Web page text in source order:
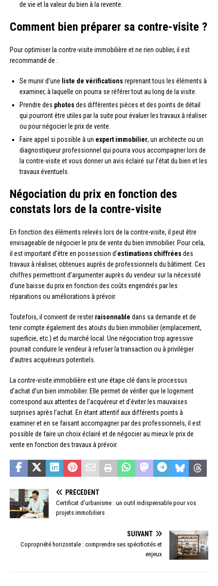
de vie et la valeur du bien à la revente.
Comment bien préparer sa contre-visite ?
Pour optimiser la contre-visite immobilière et ne rien oublier, il est
recommandé de :
Se munir d’une liste de vérifications reprenant tous les éléments à
examiner, à laquelle on pourra se référer tout au long de la visite.
Prendre des photos des différentes pièces et des points de détail
qui pourront être utiles par la suite pour évaluer les travaux à réaliser
ou pour négocier le prix de vente.
Faire appel si possible à un expert immobilier, un architecte ou un
diagnostiqueur professionnel qui pourra vous accompagner lors de
la contre-visite et vous donner un avis éclairé sur l’état du bien et les
travaux éventuels.
Négociation du prix en fonction des
constats lors de la contre-visite
En fonction des éléments relevés lors de la contre-visite, il peut être
envisageable de négocier le prix de vente du bien immobilier. Pour cela,
il est important d’être en possession d’estimations chiffrées des
travaux à réaliser, obtenues auprès de professionnels du bâtiment. Ces
chiffres permettront d’argumenter auprès du vendeur sur la nécessité
d’une baisse du prix en fonction des coûts engendrés par les
réparations ou améliorations à prévoir.
Toutefois, il convient de rester raisonnable dans sa demande et de
tenir compte également des atouts du bien immobilier (emplacement,
superficie, etc.) et du marché local. Une négociation trop agressive
pourrait conduire le vendeur à refuser la transaction ou à privilégier
d’autres acquéreurs potentiels.
La contre-visite immobilière est une étape clé dans le processus
d’achat d’un bien immobilier. Elle permet de vérifier que le logement
correspond aux attentes de l’acquéreur et d’éviter les mauvaises
surprises après l’achat. En étant attentif aux différents points à
examiner et en se faisant accompagner par des professionnels, il est
possible de faire un choix éclairé et de négocier au mieux le prix de
vente en fonction des travaux à prévoir.
PRÉCÉDENT
Certificat d’urbanisme : un outil indispensable pour vos
projets immobiliers
SUIVANT
Copropriété horizontale : comprendre ses spécificités et
enjeux